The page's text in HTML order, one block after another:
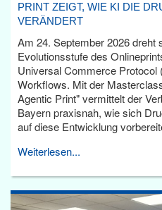
PRINT ZEIGT, WIE KI DIE
VERÄNDERT
Am 24. September 2026 dreht
Evolutionsstufe des
Universal Commerce Protocol
Workflows. Mit der
Agentic Print" vermittelt der
Bayern praxisnah, wie sich
auf diese Entwicklung
Weiterlesen...